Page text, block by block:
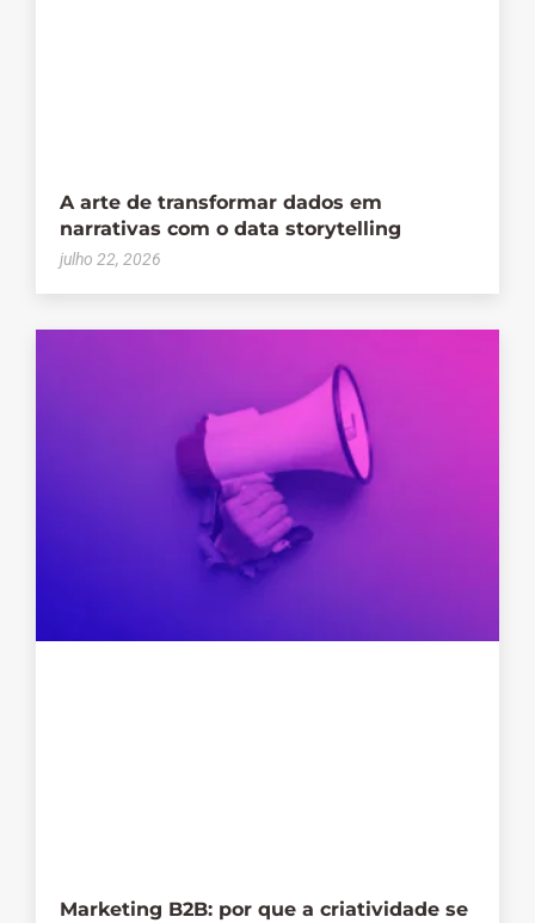
A arte de transformar dados em
narrativas com o data storytelling
julho 22, 2026
Marketing B2B: por que a criatividade se